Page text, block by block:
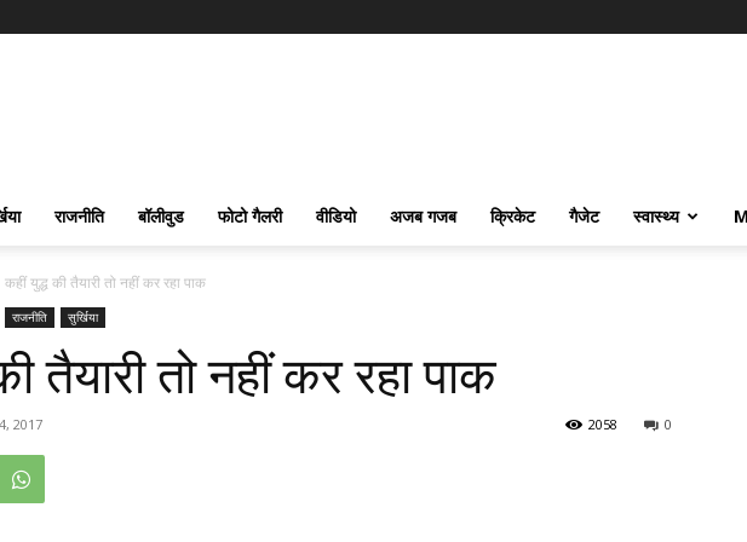
राजनीति बॉलीवुड फोटो गैलरी वीडियो अजब गजब क्रिकेट गैजेट स्वास्थ्य
कहीं युद्ध की तैयारी तो नहीं कर रहा पाक
राजनीति सुर्खिया
तैयारी तो नहीं कर रहा पाक
2017 0
2058